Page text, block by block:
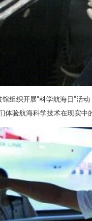
组织开展“科学航海日”活
验航海科学技术在现实中